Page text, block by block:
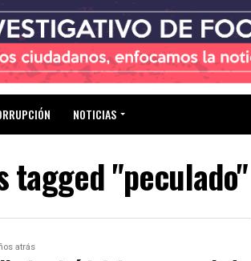
NOTICIAS
tagged "peculado"
atrás